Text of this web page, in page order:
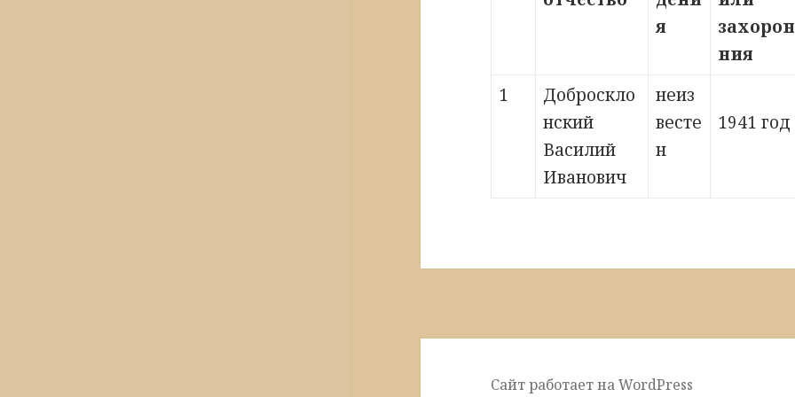
я
ния
1
Доброскло
нский
Василий
Иванович
неиз
весте
н
1941 год
Сайт работает на WordPress